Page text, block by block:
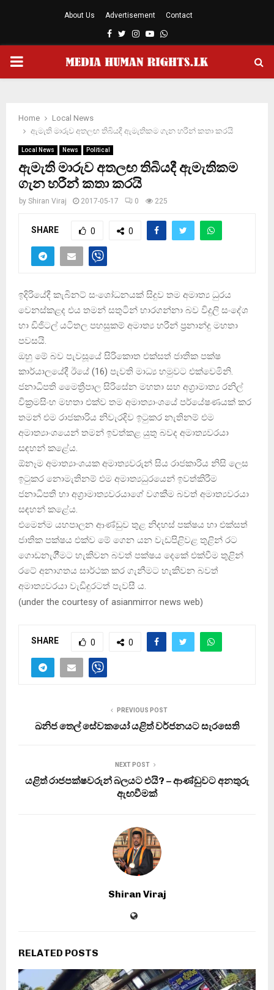
About Us Advertisement Contact
Facebook
TwitterInstagram
YoutubeWhatsapp
PRIMARY
Home
Local News
ඇමැති මාරුව අතලඟ තිබියදී ඇමැතිකම ගැන හරීන් කතා කරයි
Local News News Political
ඇමැති මාරුව අතලඟ තිබියදී ඇමැතිකම
ගැන හරීන් කතා කරයි
by Shiran Viraj 2017-05-17 0 225
SHARE 0 0
ඉදිරියේදී කැබිනට් සංශෝධනයක් සිදුව තම අමාත්‍ය ධුරය
වෙනස්කළද එය තමන් සතුටින් භාරගන්නා බව විදුලි සංදේශ
හා ඩිජිටල් යටිතල පහසුකම් අමාත්‍ය හරීන් ප්‍රනාන්දු මහතා
පවසයි.
ඔහු මේ බව පැවසූයේ සිරිකොත එක්සත් ජාතික පක්ෂ
කාර්යාලයේදී ඊයේ (16) පැවති මාධ්‍ය හමුවට එක්වෙමිනි.
ජනාධිපති මෛත්‍රීපාල සිරිසේන මහතා සහ අග්‍රාමාත්‍ය රනිල්
වික්‍රමසිංහ මහතා එක්ව තම අමාත්‍යාංශයේ පර්යේෂණයක් කර
තමන් එම රාජකාරිය නිවැරදිව ඉටුකර නැතිනම් එම
අමාත්‍යාංශයෙන් තමන් ඉවත්කළ යුතු බවද අමාත්‍යවරයා
සඳහන් කළේය.
ඕනෑම අමාත්‍යාංශයක අමාත්‍යවරුන් සිය රාජකාරිය නිසි ලෙස
ඉටුකර නොමැතිනම් එම අමාත්‍යධුරයෙන් ඉවත්කිරීම
ජනාධිපති හා අග්‍රාමාත්‍යවරයාගේ වගකීම බවත් අමාත්‍යවරයා
සඳහන් කළේය.
එමෙන්ම යහපාලන ආණ්ඩුව තුළ නිදහස් පක්ෂය හා එක්සත්
ජාතික පක්ෂය එක්ව මේ ගෙන යන වැඩපිළිවළ තුළින් රට
ගොඩනැගීීමට හැකිවන බවත් පක්ෂය දෙකේ එක්වීම තුළින්
රටේ අනාගතය සාර්ථක කර ගැනීමට හැකිවන බවත්
අමාත්‍යවරයා වැඩිදුරටත් පැවසී ය.
(under the courtesy of asianmirror news web)
SHARE 0 0
PREVIOUS POST
ඛනිජ තෙල් සේවකයෝ යළිත් වර්ජනයට සැරසෙති
NEXT POST
යළිත් රාජපක්ෂවරුන් බලයට එයි? – ආණ්ඩුවට අනතුරු
ඇඟවීමක්
Shiran Viraj
RELATED POSTS